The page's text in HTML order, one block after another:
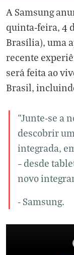
A Samsung
quinta-feira, 4
Brasília), uma
recente
será feita ao
Brasil,
“Junte-se a
descobrir
integrada,
– desde
novo
- Samsung.